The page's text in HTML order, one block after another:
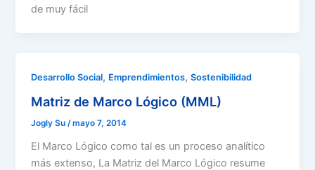
de muy fácil
Desarrollo Social, Emprendimientos,Sostenibilidad
Matriz de Marco Lógico (MML)
Jogly Su/mayo 7, 2014
El Marco Lógico como tal es un proceso analítico
más extenso, La Matriz del Marco Lógico resume